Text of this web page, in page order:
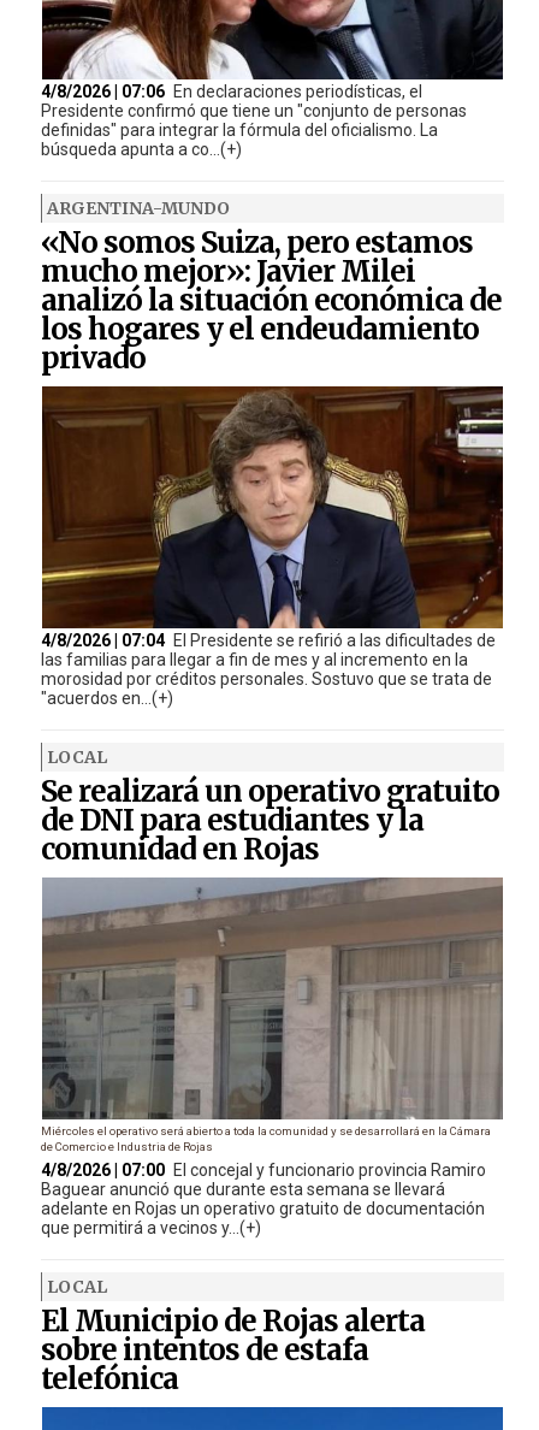
4/8/2026 | 07:06 En declaraciones periodísticas, el
Presidente confirmó que tiene un "conjunto de personas
definidas" para integrar la fórmula del oficialismo. La
búsqueda apunta a co...(+)
ARGENTINA-MUNDO
«No somos Suiza, pero estamos
mucho mejor»: Javier Milei
analizó la situación económica de
los hogares y el endeudamiento
privado
4/8/2026 | 07:04 El Presidente se refirió a las dificultades de
las familias para llegar a fin de mes y al incremento en la
morosidad por créditos personales. Sostuvo que se trata de
"acuerdos en...(+)
LOCAL
Se realizará un operativo gratuito
de DNI para estudiantes y la
comunidad en Rojas
Miércoles el operativo será abierto a toda la comunidad y se desarrollará en la Cámara
de Comercio e Industria de Rojas
4/8/2026 | 07:00 El concejal y funcionario provincia Ramiro
Baguear anunció que durante esta semana se llevará
adelante en Rojas un operativo gratuito de documentación
que permitirá a vecinos y...(+)
LOCAL
El Municipio de Rojas alerta
sobre intentos de estafa
telefónica